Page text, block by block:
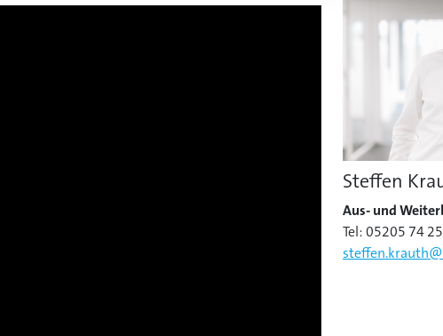
Steffen
Aus- und
Tel: 05205 74